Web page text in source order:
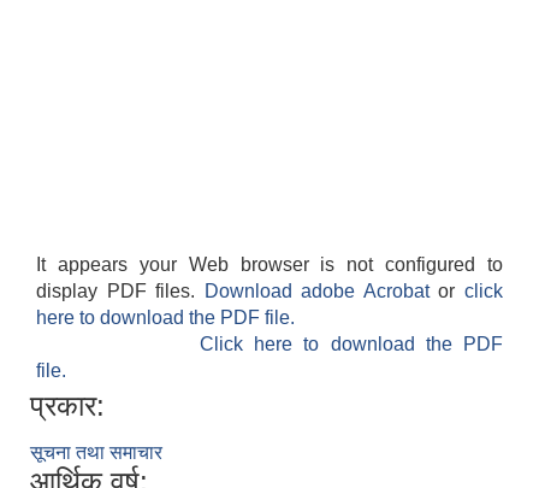
It appears your Web browser is not configured to
display PDF files.
Download adobe Acrobatorclick
here to download the PDF file.
Click here to download the PDF
file.
प्रकार:
सूचना तथा समाचार